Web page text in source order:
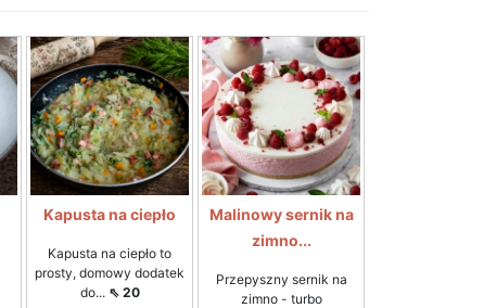
Kapusta na ciepło
Kapusta na ciepło to
prosty, domowy dodatek
do... ⇖ 20
Malinowy sernik na
zimno...
Przepyszny sernik na
zimno - turbo